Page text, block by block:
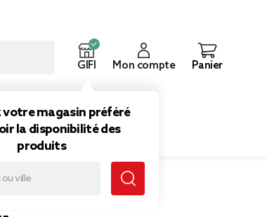
GIFI
votre magasin préféré
la disponibilité des
produits
Mon compte Panier